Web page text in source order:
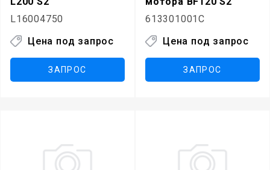
L16004750
Цена под запрос
ЗАПРОС
613301001C
Цена под запрос
ЗАПРОС